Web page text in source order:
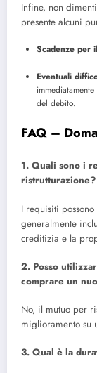
Infine, non
presente alcuni
Scadenze per
Eventuali
del debito.
FAQ –
1. Quali sono i
ristrutturazione?
I requisiti
generalmente
creditizia e la
2. Posso
comprare un
No, il mutuo per
miglioramento su
3. Qual è la